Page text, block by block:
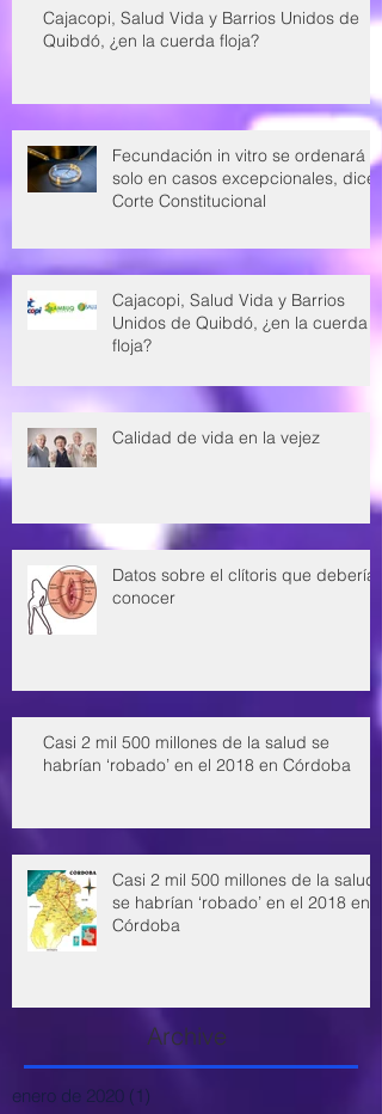
Cajacopi, Salud Vida y Barrios Unidos de
Quibdó, ¿en la cuerda floja?
Fecundación in vitro se ordenará
solo en casos excepcionales, dice
Corte Constitucional
Cajacopi, Salud Vida y Barrios
Unidos de Quibdó, ¿en la cuerda
floja?
Calidad de vida en la vejez
Datos sobre el clítoris que deberías
conocer
Casi 2 mil 500 millones de la salud se
habrían ‘robado’ en el 2018 en Córdoba
Casi 2 mil 500 millones de la salud
se habrían ‘robado’ en el 2018 en
Córdoba
Archive
enero de 2020 (1)